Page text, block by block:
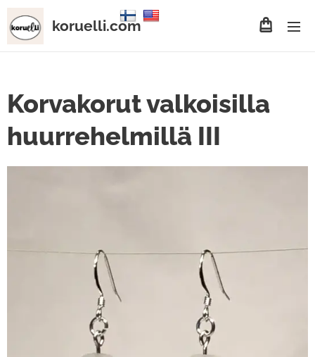
koruelli.com
Korvakorut valkoisilla
huurrehelmillä III